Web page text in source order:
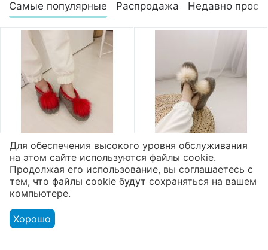
Самые популярные Распродажа Недавно
Валяные тапочки
высокие микропора
"Помпон"
2 800₽
Валяные тапочки
высокие микропора
"Помпон"
Для обеспечения высокого уровня обслуживания
на этом сайте используются файлы cookie.
Продолжая его использование, вы соглашаетесь с
тем, что файлы cookie будут сохраняться на вашем
компьютере.
Хорошо